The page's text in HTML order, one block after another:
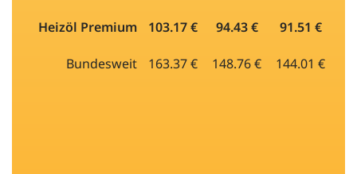
Heizöl Premium 103.17 € 94.43 € 91.51 €
Bundesweit 163.37 € 148.76 € 144.01 €